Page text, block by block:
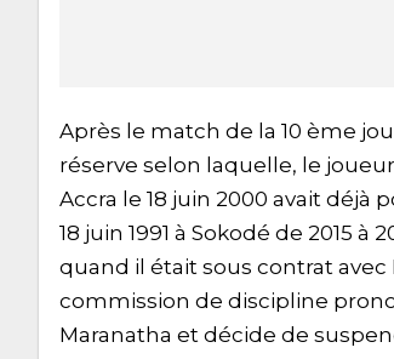
Après le match de la 10 ème
réserve selon laquelle, le
Accra le 18 juin 2000 avait
18 juin 1991 à Sokodé de 2015
quand il était sous contrat avec
commission de discipline
Maranatha et décide de